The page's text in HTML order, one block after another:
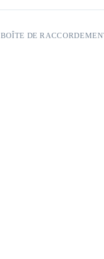
BOÎTE DE